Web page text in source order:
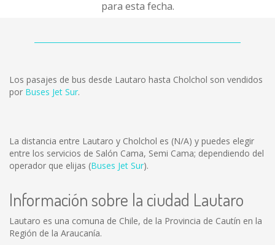
para esta fecha.
Los pasajes de bus desde Lautaro hasta Cholchol son vendidos
por Buses Jet Sur.
La distancia entre Lautaro y Cholchol es (N/A) y puedes elegir
entre los servicios de Salón Cama, Semi Cama; dependiendo del
operador que elijas (Buses Jet Sur).
Información sobre la ciudad Lautaro
Lautaro es una comuna de Chile, de la Provincia de Cautín en la
Región de la Araucanía.